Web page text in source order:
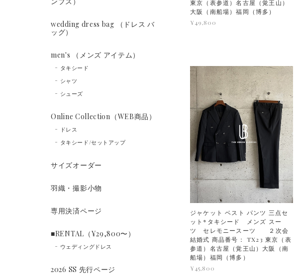
東京（表参道）名古屋（覚王山）
大阪（南船場）福岡（博多）
¥49,800
ジャケット ベスト パンツ 三点セ
ット*タキシード メンズ スー
ツ セレモニースーツ ２次会
結婚式 商品番号： TX23 東京（表
参道）名古屋（覚王山）大阪（南
船場）福岡（博多）
¥45,800
wedding dress bag （ドレス バ
ッグ）
men's （メンズ アイテム）
タキシード
シャツ
シューズ
Online Collection（WEB商品）
ドレス
タキシード/セットアップ
サイズオーダー
羽織・撮影小物
専用決済ページ
■RENTAL（¥29,800〜）
ウェディングドレス
2026 SS 先行ページ